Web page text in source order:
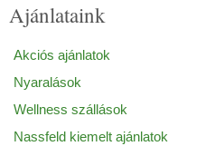
Ajánlataink
Akciós ajánlatok
Nyaralások
Wellness szállások
Nassfeld kiemelt ajánlatok